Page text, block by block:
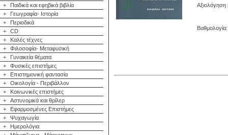
+
Παιδικά και εφηβικά βιβλία
+
Γεωγραφία- Ιστορία
+
Περιοδικά
+
CD
+
Καλές τέχνες
+
Φιλοσοφία- Μεταφυσική
+
Γυναικεία θέματα
+
Φυσικές επιστήμες
+
Επιστημονική φαντασία
+
Οικολογία - Περιβάλλον
+
Κοινωνικές επιστήμες
+
Αστυνομικά και θρίλερ
+
Εφαρμοσμένες Επιστήμες
+
Ψυχαγωγία
+
Ημερολόγια
Αξιολόγηση